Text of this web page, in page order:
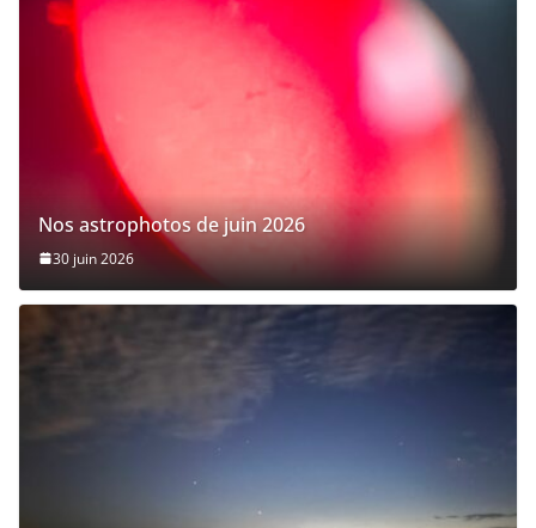
Nos astrophotos de juin 2026
30 juin 2026